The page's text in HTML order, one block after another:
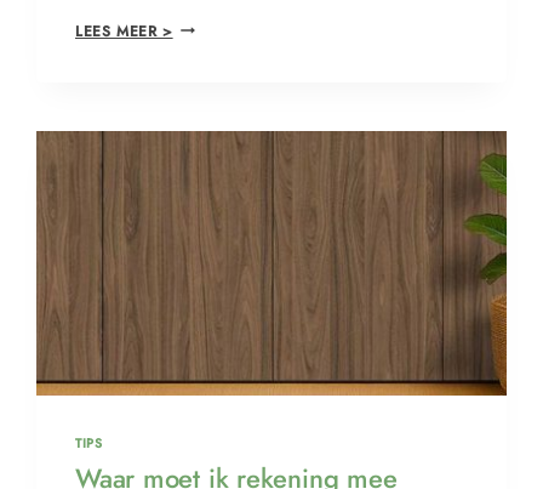
LEES MEER >
TIPS
Waar moet ik rekening mee